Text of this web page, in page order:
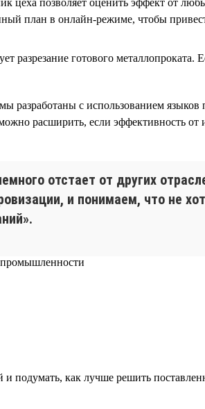
план в онлайн-режиме, чтобы
готового металлопроката.
с использованием
расширить, если эффективность от
отстает от других
и понимаем, что не
как лучше решить